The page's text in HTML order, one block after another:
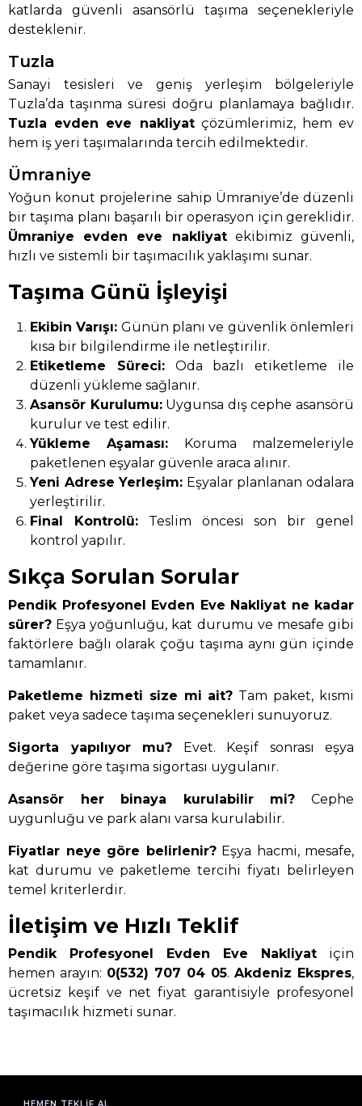
katlarda güvenli asansörlü taşıma seçenekleriyle
desteklenir.
Tuzla
Sanayi tesisleri ve geniş yerleşim bölgeleriyle
Tuzla’da taşınma süresi doğru planlamaya bağlıdır.
Tuzla evden eve nakliyatçözümlerimiz, hem ev
hem iş yeri taşımalarında tercih edilmektedir.
Ümraniye
Yoğun konut projelerine sahip Ümraniye’de düzenli
bir taşıma planı başarılı bir operasyon için gereklidir.
Ümraniye evden eve nakliyatekibimiz güvenli,
hızlı ve sistemli bir taşımacılık yaklaşımı sunar.
Taşıma Günü İşleyişi
Ekibin Varışı: Günün planı ve güvenlik önlemleri
kısa bir bilgilendirme ile netleştirilir.
Etiketleme Süreci:Oda bazlı etiketleme ile
düzenli yükleme sağlanır.
Asansör Kurulumu:Uygunsa dış cephe asansörü
kurulur ve test edilir.
Yükleme Aşaması: Koruma malzemeleriyle
paketlenen eşyalar güvenle araca alınır.
Yeni Adrese Yerleşim: Eşyalar planlanan odalara
yerleştirilir.
Final Kontrolü: Teslim öncesi son bir genel
kontrol yapılır.
Sıkça Sorulan Sorular
Pendik Profesyonel Evden Eve Nakliyat ne kadar
sürer? Eşya yoğunluğu, kat durumu ve mesafe gibi
faktörlere bağlı olarak çoğu taşıma aynı gün içinde
tamamlanır.
Paketleme hizmeti size mi ait? Tam paket, kısmi
paket veya sadece taşıma seçenekleri sunuyoruz.
Sigorta yapılıyor mu? Evet. Keşif sonrası eşya
değerine göre taşıma sigortası uygulanır.
Asansör her binaya kurulabilir mi? Cephe
uygunluğu ve park alanı varsa kurulabilir.
Fiyatlar neye göre belirlenir?Eşya hacmi, mesafe,
kat durumu ve paketleme tercihi fiyatı belirleyen
temel kriterlerdir.
İletişim ve Hızlı Teklif
Pendik Profesyonel Evden Eve Nakliyat için
hemen arayın: 0(532) 707 04 05. Akdeniz Ekspres,
ücretsiz keşif ve net fiyat garantisiyle profesyonel
taşımacılık hizmeti sunar.